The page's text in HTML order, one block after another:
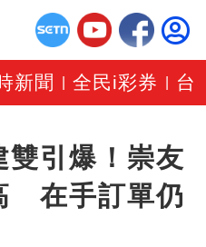
新聞 |全民i彩券 台
雙引爆！崇友
在手訂單仍